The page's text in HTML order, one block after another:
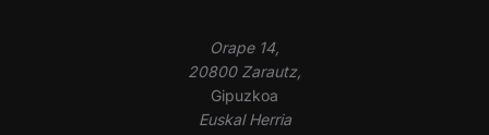
Orape 14,
20800 Zarautz,
Gipuzkoa
Euskal Herria